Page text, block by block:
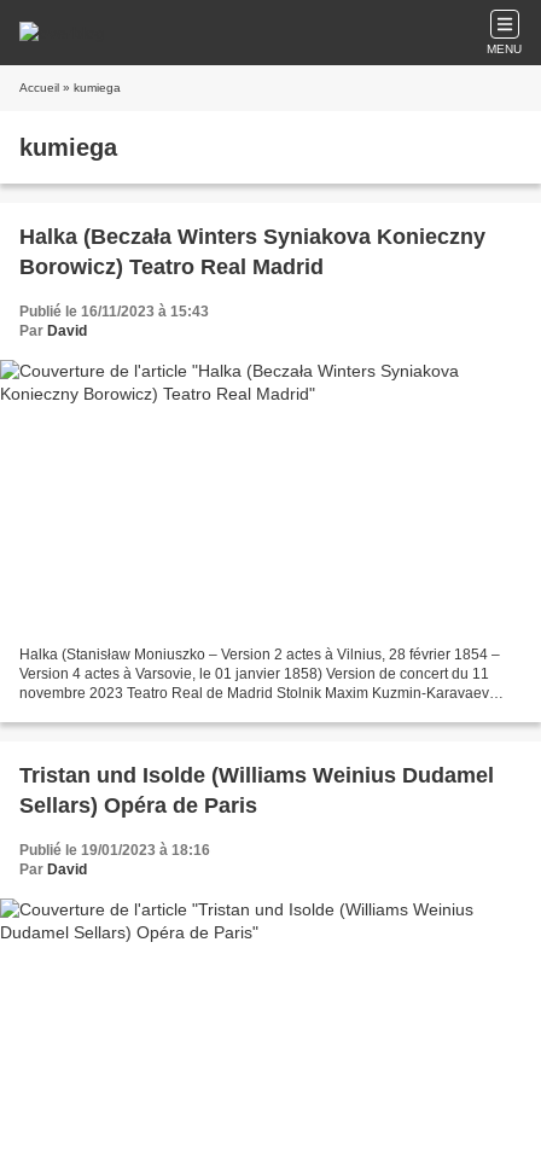
MENU
Accueil » kumiega
kumiega
Halka (Beczała Winters Syniakova Konieczny
Borowicz) Teatro Real Madrid
Publié le 16/11/2023 à 15:43
Par David
Halka (Stanisław Moniuszko – Version 2 actes à Vilnius, 28 février 1854 –
Version 4 actes à Varsovie, le 01 janvier 1858) Version de concert du 11
novembre 2023 Teatro Real de Madrid Stolnik Maxim Kuzmin-Karavaev
Tristan und Isolde (Williams Weinius Dudamel
Sellars) Opéra de Paris
Publié le 19/01/2023 à 18:16
Par David